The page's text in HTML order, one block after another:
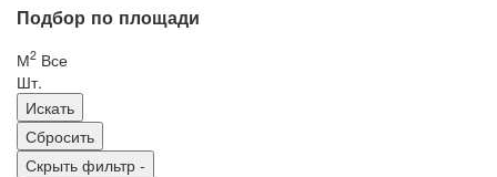
Подбор по площади
М2 Все
Шт.
Скрыть фильтр -